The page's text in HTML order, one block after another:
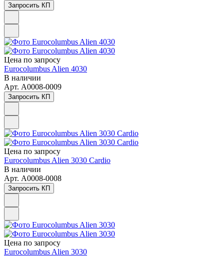
Запросить КП
Цена по запросу
Eurocolumbus Alien 4030
В наличии
Арт. A0008-0009
Запросить КП
Цена по запросу
Eurocolumbus Alien 3030 Cardio
В наличии
Арт. A0008-0008
Запросить КП
Цена по запросу
Eurocolumbus Alien 3030